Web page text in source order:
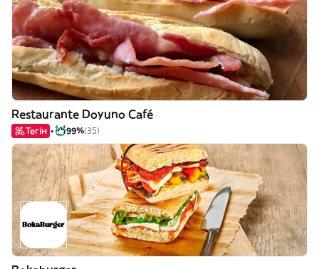
Restaurante Doyuno Café
Тегін 99%(35)